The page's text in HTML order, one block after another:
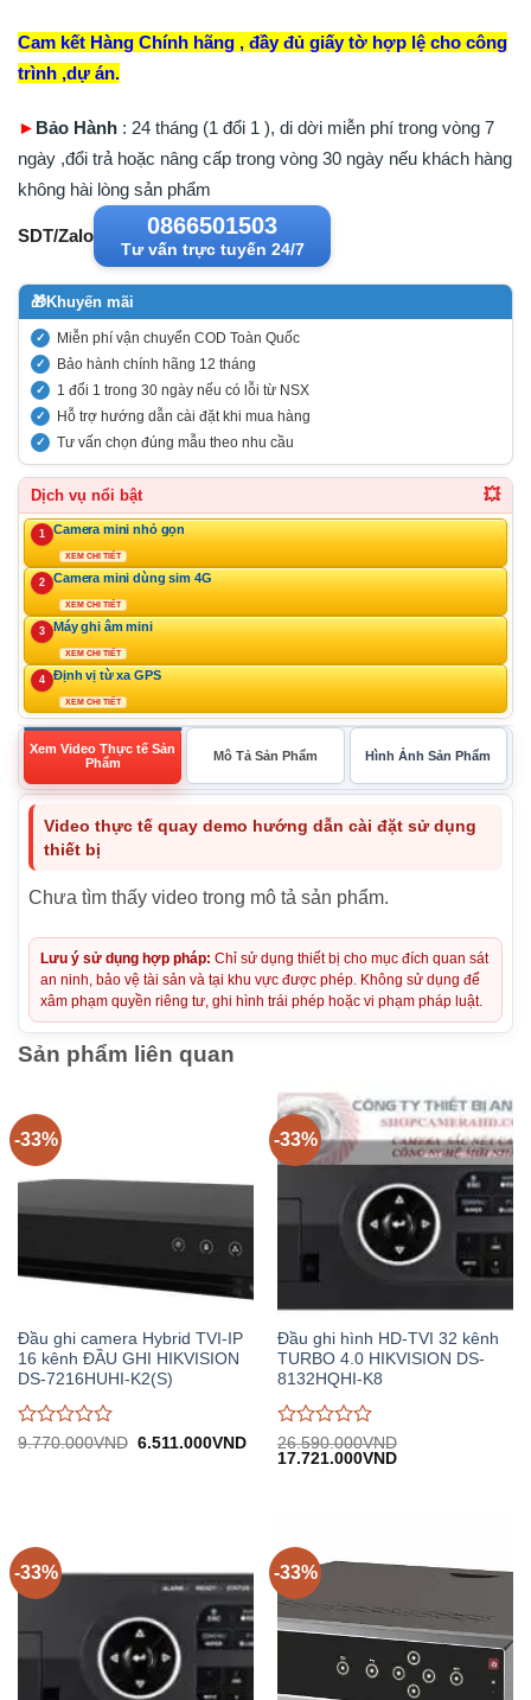
Cam kết Hàng Chính hãng , đầy đủ giấy tờ hợp lệ cho công
trình ,dự án.
► Bảo Hành : 24 tháng (1 đổi 1 ), di dời miễn phí trong vòng 7
ngày ,đổi trả hoặc nâng cấp trong vòng 30 ngày nếu khách hàng
không hài lòng sản phẩm
SDT/Zalo 0866501503
Tư vấn trực tuyến 24/7
🎁Khuyến mãi
Miễn phí vận chuyển COD Toàn Quốc
Bảo hành chính hãng 12 tháng
1 đổi 1 trong 30 ngày nếu có lỗi từ NSX
Hỗ trợ hướng dẫn cài đặt khi mua hàng
Tư vấn chọn đúng mẫu theo nhu cầu
Dịch vụ nổi bật 💥
1 Camera mini nhỏ gọn
XEM CHI TIẾT
2 Camera mini dùng sim 4G
XEM CHI TIẾT
3 Máy ghi âm mini
XEM CHI TIẾT
4 Định vị từ xa GPS
XEM CHI TIẾT
Xem Video Thực tế Sản
Phẩm
Mô Tả Sản Phẩm Hình Ảnh Sản Phẩm
Video thực tế quay demo hướng dẫn cài đặt sử dụng
thiết bị
Chưa tìm thấy video trong mô tả sản phẩm.
Lưu ý sử dụng hợp pháp: Chỉ sử dụng thiết bị cho mục đích quan sát
an ninh, bảo vệ tài sản và tại khu vực được phép. Không sử dụng để
xâm phạm quyền riêng tư, ghi hình trái phép hoặc vi phạm pháp luật.
Sản phẩm liên quan
-33%
Đầu ghi camera Hybrid TVI-IP
16 kênh ĐẦU GHI HIKVISION
DS-7216HUHI-K2(S)
Được
9.770.000VND Giá
6.511.000VNDGiá
-33%
Đầu ghi hình HD-TVI 32 kênh
TURBO 4.0 HIKVISION DS-
8132HQHI-K8
Được
đánh
26.590.000VND
Giá
17.721.000VNDGiá
-33% -33%